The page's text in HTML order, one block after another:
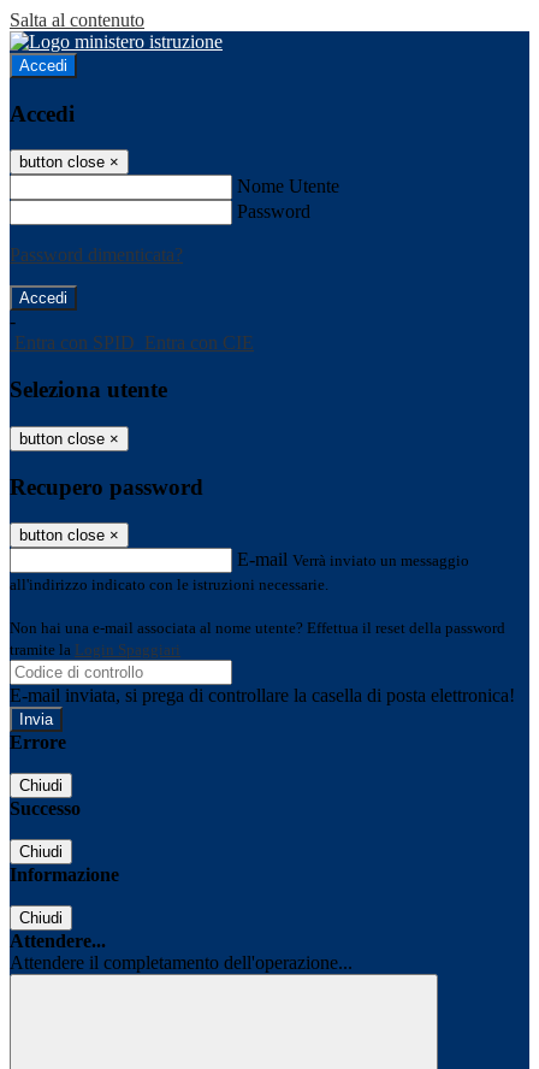
Salta al contenuto
Accedi
Accedi
button close ×
Nome Utente
Password
Password dimenticata?
-
Entra con SPID Entra con CIE
Seleziona utente
button close ×
Recupero password
button close ×
E-mail Verrà inviato un messaggio
all'indirizzo indicato con le istruzioni necessarie.
Non hai una e-mail associata al nome utente? Effettua il reset della password
tramite la Login Spaggiari
E-mail inviata, si prega di controllare la casella di posta elettronica!
Errore
Chiudi
Successo
Chiudi
Informazione
Chiudi
Attendere...
Attendere il completamento dell'operazione...